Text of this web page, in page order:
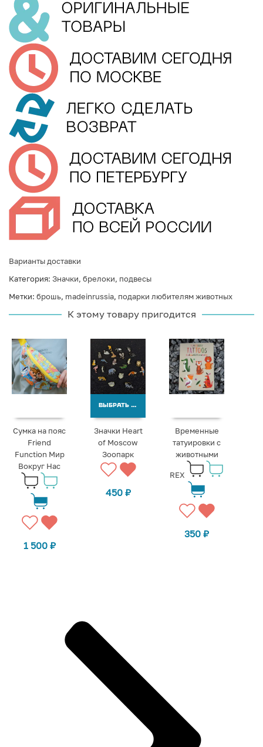
Варианты доставки
Категория: Значки, брелоки, подвесы
Метки: брошь, madeinrussia, подарки любителям животных
К этому товару пригодится
Сумка на пояс
Friend
Function Мир
Вокруг Нас
1 500 ₽
ВЫБРАТЬ ВАРИАНТЫ
Значки Heart
of Moscow
Зоопарк
450 ₽
Временные
татуировки с
животными
REX
350₽